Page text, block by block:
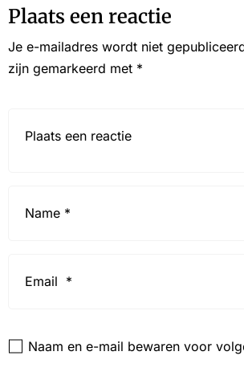
Plaats een reactie
Je e-mailadres wordt niet
zijn gemarkeerd met *
Naam en e-mail bewaren voor